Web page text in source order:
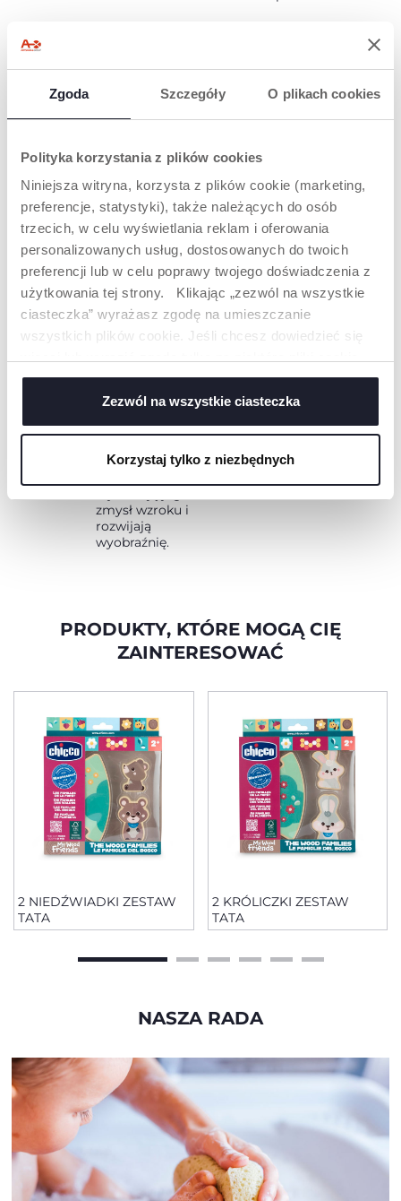
Zgoda Szczegóły O plikach cookies
Polityka korzystania z plików cookies
Niniejsza witryna, korzysta z plików cookie (marketing,
preferencje, statystyki), także należących do osób
trzecich, w celu wyświetlania reklam i oferowania
personalizowanych usług, dostosowanych do twoich
preferencji lub w celu poprawy twojego doświadczenia z
użytkowania tej strony. Klikając „zezwól na wszystkie
ciasteczka” wyrażasz zgodę na umieszczanie
wszystkich plików cookie. Jeśli chcesz dowiedzieć się
kliknij „Ustawienia”. Zamykając ten baner, wyrażasz
zgodę na używanie wyłącznie technicznych plików
cookie, które są niezbędne dla żądanej usługi.
Zezwól na wszystkie ciasteczka
Korzystaj tylko z niezbędnych
BOHATEROWIE I
AKCESORIA
Poznaj
uroczych
zwierzęcych
przyjaciół,
których
znajdziesz tylko
w naszych
zestawach!
Piękne,
ilustracje i
pastelowe
detale nie tylko
uwagę
też w przyjazny
zmysł wzroku i
rozwijają
wyobraźnię.
PRODUKTY, KTÓRE MOGĄ CIĘ
ZAINTERESOWAĆ
2 NIEDŹWIADKI ZESTAW
TATA
2 KRÓLICZKI ZESTAW
TATA
NASZA RADA